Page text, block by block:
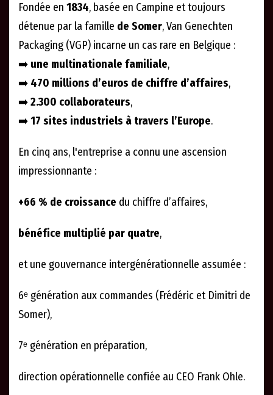
Fondée en 1834, basée en Campine et toujours
détenue par la famille de Somer, Van Genechten
Packaging (VGP) incarne un cas rare en Belgique :
➡️ une multinationale familiale,
➡️ 470 millions d’euros de chiffre d’affaires,
➡️2.300 collaborateurs,
➡️17 sites industriels à travers l’Europe.
En cinq ans, l'entreprise a connu une ascension
impressionnante :
+66 % de croissance du chiffre d’affaires,
bénéfice multiplié par quatre,
et une gouvernance intergénérationnelle assumée :
6ᵉ génération aux commandes (Frédéric et Dimitri de
Somer),
7ᵉ génération en préparation,
direction opérationnelle confiée au CEO Frank Ohle.